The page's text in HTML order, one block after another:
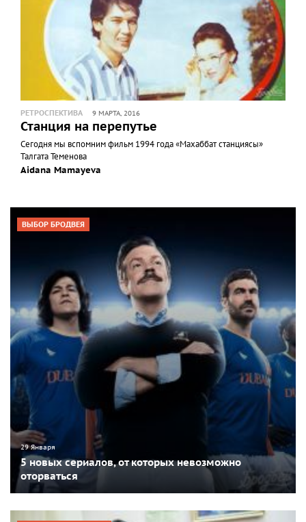
РЕТРОСПЕКТИВА 9 МАРТА, 2016
Станция на перепутье
Сегодня мы вспомним фильм 1994 года «Махаббат станциясы»
Талгата Теменова
Aidana Mamayeva
ВЫБОР БРОДВЕЯ
29 Января
5 новых сериалов, от которых невозможно
оторваться